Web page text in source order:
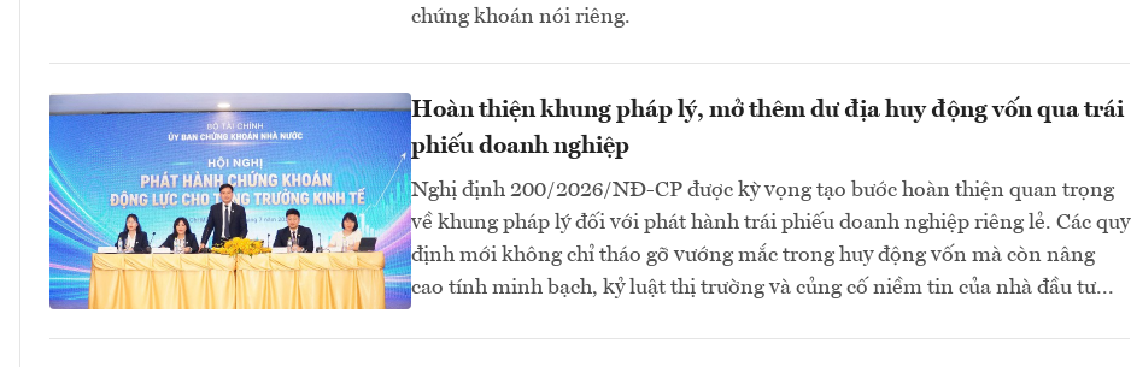
chứng khoán nói riêng.
Hoàn thiện khung pháp lý, mở thêm dư địa huy động vốn qua trái
phiếu doanh nghiệp
Nghị định 200/2026/NĐ-CP được kỳ vọng tạo bước hoàn thiện quan trọng
về khung pháp lý đối với phát hành trái phiếu doanh nghiệp riêng lẻ. Các quy
định mới không chỉ tháo gỡ vướng mắc trong huy động vốn mà còn nâng
cao tính minh bạch, kỷ luật thị trường và củng cố niềm tin của nhà đầu tư...